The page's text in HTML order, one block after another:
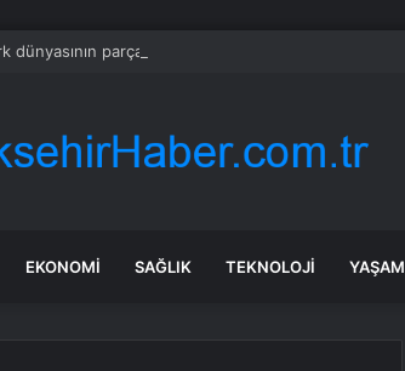
parçası
EKONOMI SAĞLIK TEKNOLOJI YAŞAM